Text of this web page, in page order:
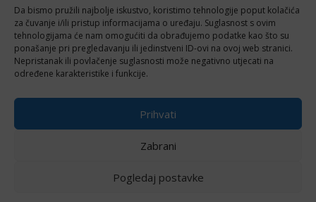
Da bismo pružili najbolje iskustvo, koristimo tehnologije poput kolačića
za čuvanje i/ili pristup informacijama o uređaju. Suglasnost s ovim
tehnologijama će nam omogućiti da obrađujemo podatke kao što su
ponašanje pri pregledavanju ili jedinstveni ID-ovi na ovoj web stranici.
Nepristanak ili povlačenje suglasnosti može negativno utjecati na
određene karakteristike i funkcije.
Prihvati
Zabrani
Pogledaj postavke
Dokumenti
Pravila privatnosti
Politika kolačića (EU)
© 2024 Izrada i održavanjeNegactive – IT